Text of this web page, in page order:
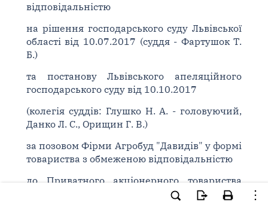
відповідальністю
на рішення господарського суду Львівської
області від 10.07.2017 (суддя - Фартушок Т.
Б.)
та постанову Львівського апеляційного
господарського суду від 10.10.2017
(колегія суддів: Глушко Н. А. - головуючий,
Данко Л. С., Орищин Г. В.)
за позовом Фірми Агробуд "Давидів" у формі
товариства з обмеженою відповідальністю
до Приватного акціонерного товариства